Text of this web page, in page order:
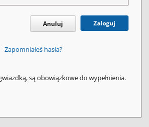
Anuluj Zaloguj
Zapomniałeś hasła?
są obowiązkowe do wypełnienia.